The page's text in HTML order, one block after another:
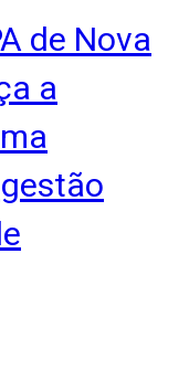
de Nova
a